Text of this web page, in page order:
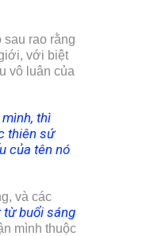
rao rằng
với biệt
vô luân của
thì
thiên sứ
của tên nó
và các
từ buổi sáng
mình thuộc